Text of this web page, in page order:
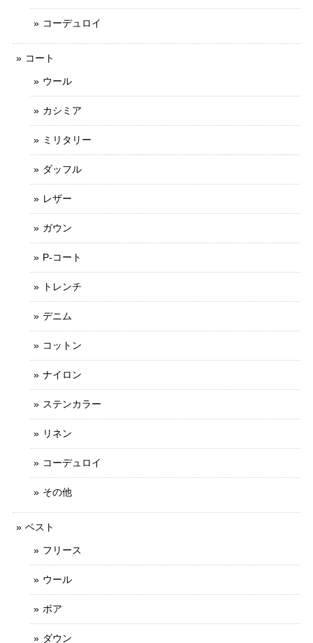
コーデュロイ
コート
ウール
カシミア
ミリタリー
ダッフル
レザー
ガウン
P-コート
トレンチ
デニム
コットン
ナイロン
ステンカラー
リネン
コーデュロイ
その他
ベスト
フリース
ウール
ボア
ダウン